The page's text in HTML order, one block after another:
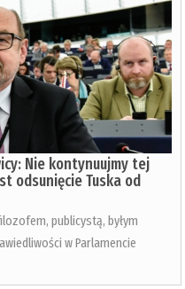
Nie kontynuujmy tej
odsunięcie Tuska od
filozofem, publicystą, byłym
w Parlamencie